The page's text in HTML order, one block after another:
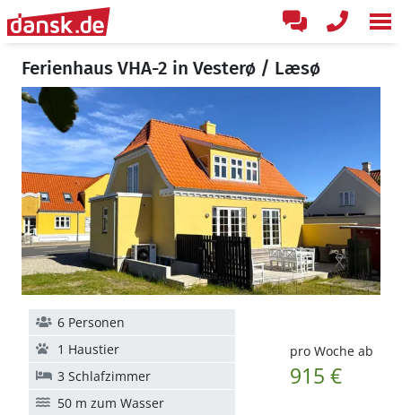
Ferienhaus VHA-2 in Vesterø / Læsø
pro Woche ab
915 €
6 Personen
1 Haustier
3 Schlafzimmer
50 m zum Wasser